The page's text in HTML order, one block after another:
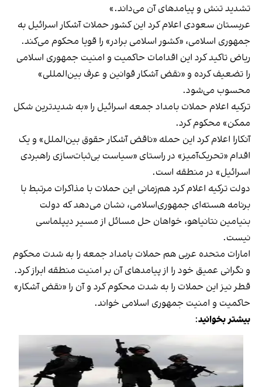
تشدید تنش و پیامدهای آن می‌داند.»
عربستان سعودی اعلام کرد این کشور حملات آشکار اسرائیل به
جمهوری اسلامی، «کشور اسلامی برادر» را قویا محکوم می‌کند.
ریاض تاکید کرد این اقدامات حاکمیت و امنیت جمهوری اسلامی
را تضعیف کرده و «نقض آشکار قوانین و عرف بین‌المللی»
محسوب می‌شود.
ترکیه اعلام حملات بامداد جمعه اسرائیل را «به شدیدترین شکل
ممکن» محکوم کرد.
آنکارا اعلام کرد این حمله «ناقض آشکار حقوق بین‌الملل» و یک
اقدام «تحریک‌آمیز» در راستای «سیاست بی‌ثبات‌سازی راهبردی
اسرائیل» در منطقه است.
دولت ترکیه اعلام کرد هم‌زمانی این حملات با مذاکرات مرتبط با
برنامه هسته‌ای جمهوری‌اسلامی، نشان می‌دهد که دولت
بنیامین نتانیاهو، خواهان حل مسائل از مسیر دیپلماسی
نیست.
امارات متحده عربی هم حملات بامداد جمعه را به شدت محکوم
و نگرانی عمیق خود را از پیامدهای آن بر امنیت منطقه ابراز کرد.
قطر نیز این حملات را به شدت محکوم کرد و آن را «نقض آشکار»
حاکمیت و امنیت جمهوری اسلامی خواند.
بیشتر بخوانید: